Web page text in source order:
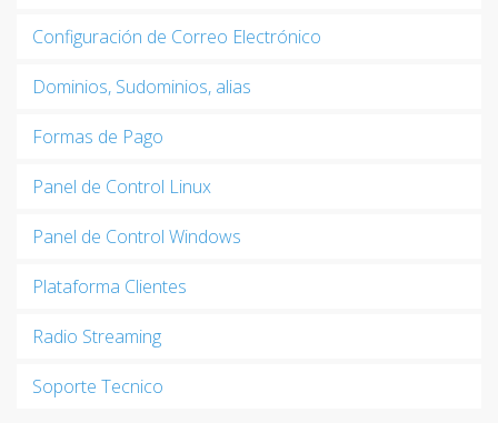
Configuración de Correo Electrónico
Dominios, Sudominios, alias
Formas de Pago
Panel de Control Linux
Panel de Control Windows
Plataforma Clientes
Radio Streaming
Soporte Tecnico